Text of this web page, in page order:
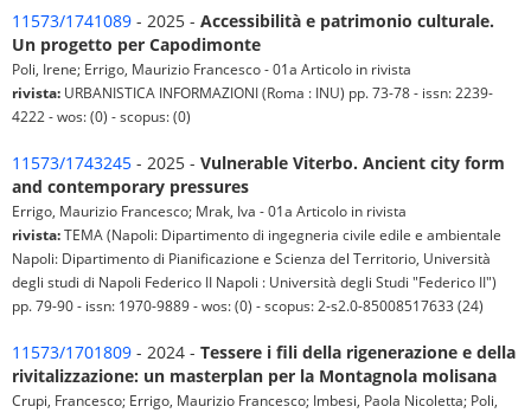
11573/1741089 - 2025 - Accessibilità e patrimonio culturale.
Un progetto per Capodimonte
Poli, Irene; Errigo, Maurizio Francesco - 01a Articolo in rivista
rivista: URBANISTICA INFORMAZIONI (Roma : INU) pp. 73-78 - issn: 2239-
4222 - wos: (0) - scopus: (0)
11573/1743245 - 2025 - Vulnerable Viterbo. Ancient city form
and contemporary pressures
Errigo, Maurizio Francesco; Mrak, Iva - 01a Articolo in rivista
rivista:TEMA (Napoli: Dipartimento di ingegneria civile edile e ambientale
Napoli: Dipartimento di Pianificazione e Scienza del Territorio, Università
degli studi di Napoli Federico II Napoli : Università degli Studi "Federico II")
pp. 79-90 - issn: 1970-9889 - wos: (0) - scopus: 2-s2.0-85008517633 (24)
11573/1701809 - 2024 - Tessere i fili della rigenerazione e della
rivitalizzazione: un masterplan per la Montagnola molisana
Crupi, Francesco; Errigo, Maurizio Francesco; Imbesi, Paola Nicoletta; Poli,